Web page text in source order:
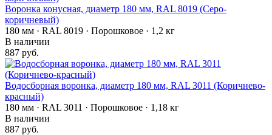
Воронка конусная, диаметр 180 мм, RAL 8019 (Серо-
коричневый)
180 мм · RAL 8019 · Порошковое · 1,2 кг
В наличии
887 руб.
Водосборная воронка, диаметр 180 мм, RAL 3011 (Коричнево-
красный)
180 мм · RAL 3011 · Порошковое · 1,18 кг
В наличии
887 руб.